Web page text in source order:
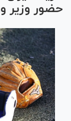
حضور وزیر